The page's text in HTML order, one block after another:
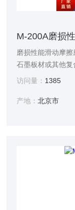
M-200A磨损
磨损性能滑动摩擦
石墨板材或其他复
试验中试样的磨擦
擦磨损试验机的功
高，操作便捷等
访问量： 1385
产地：北京市